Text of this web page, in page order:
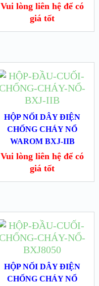
Vui lòng liên hệ để có
giá tốt
HỘP NỐI DÂY ĐIỆN
CHỐNG CHÁY NỔ
WAROM BXJ-IIB
Vui lòng liên hệ để có
giá tốt
HỘP NỐI DÂY ĐIỆN
CHỐNG CHÁY NỔ